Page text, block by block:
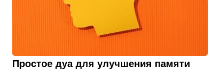
Простое дуа для улучшения памяти